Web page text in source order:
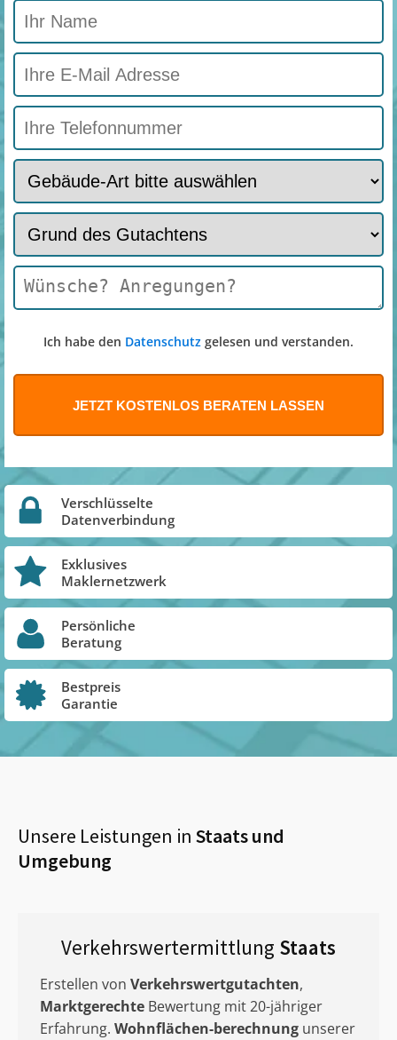
Ich habe den Datenschutz gelesen und verstanden.
Verschlüsselte
Datenverbindung
Exklusives
Maklernetzwerk
Persönliche
Beratung
Bestpreis
Garantie
Unsere Leistungen in Staatsund
Umgebung
Verkehrswertermittlung Staats
Erstellen von Verkehrswertgutachten,
Marktgerechte Bewertung mit 20-jähriger
Erfahrung. Wohnflächen-berechnung unserer